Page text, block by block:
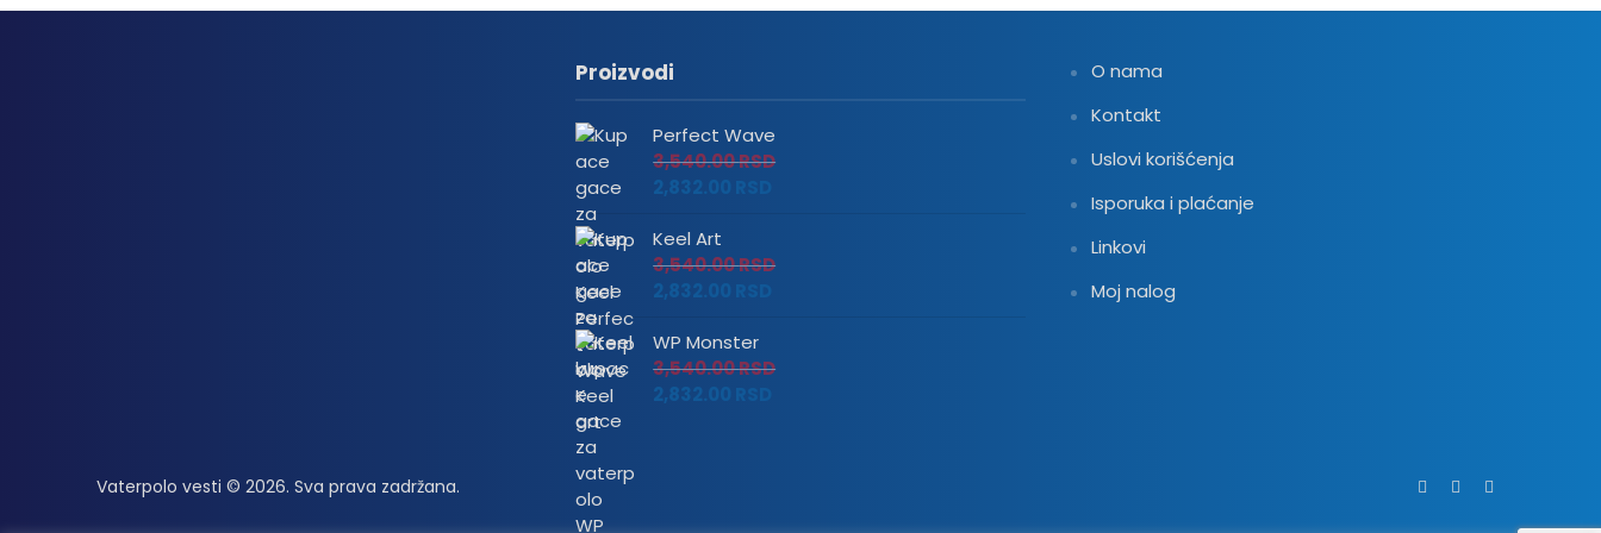
Proizvodi
Perfect Wave
3,540.00RSD
2,832.00
Keel Art
3,540.00RSD
2,832.00
WP Monster
3,540.00RSD
2,832.00
O nama
Kontakt
Uslovi korišćenja
Isporuka i plaćanje
Linkovi
Moj nalog
Vaterpolo vesti © 2026. Sva prava zadržana.